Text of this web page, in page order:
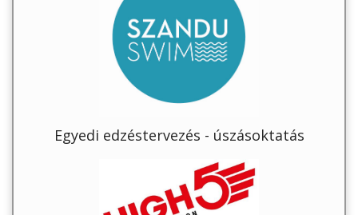
Egyedi edzéstervezés - úszásoktatás